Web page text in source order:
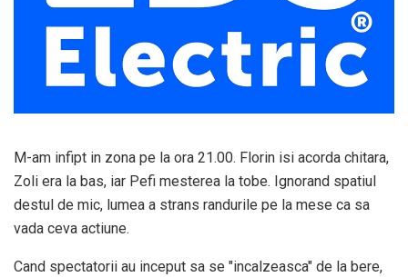
M-am infipt in zona pe la ora 21.00. Florin isi acorda chitara,
Zoli era la bas, iar Pefi mesterea la tobe. Ignorand spatiul
destul de mic, lumea a strans randurile pe la mese ca sa
vada ceva actiune.
Cand spectatorii au inceput sa se "incalzeasca" de la bere,